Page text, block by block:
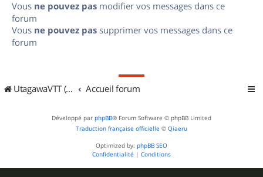
Vous ne pouvez pas modifier vos messages dans ce
forum
Vous ne pouvez pas supprimer vos messages dans ce
forum
UtagawaVTT (Randos VTT et VTTAE avec traces GPS) Accueil forum
Développé par phpBB® Forum Software © phpBB Limited
Traduction française officielle © Qiaeru
Optimized by: phpBB SEO
Confidentialité | Conditions